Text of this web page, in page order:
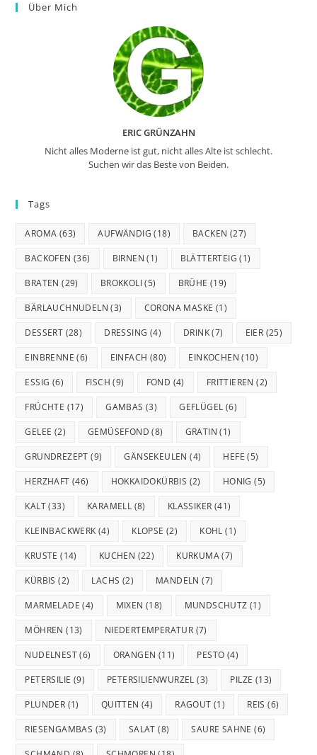
Über Mich
ERIC GRÜNZAHN
Nicht alles Moderne ist gut, nicht alles Alte ist schlecht.
Suchen wir das Beste von Beiden.
Tags
AROMA (63) AUFWÄNDIG (18) BACKEN (27)
BACKOFEN (36) BIRNEN (1) BLÄTTERTEIG (1)
BRATEN (29) BROKKOLI(5) BRÜHE (19)
BÄRLAUCHNUDELN (3) CORONA MASKE (1)
DESSERT (28) DRESSING (4) DRINK(7) EIER (25)
EINBRENNE (6) EINFACH (80) EINKOCHEN (10)
ESSIG (6) FISCH (9) FOND (4) FRITTIEREN (2)
FRÜCHTE (17) GAMBAS (3) GEFLÜGEL (6)
GELEE (2) GEMÜSEFOND (8) GRATIN (1)
GRUNDREZEPT (9) GÄNSEKEULEN (4) HEFE (5)
HERZHAFT (46) HOKKAIDOKÜRBIS (2) HONIG (5)
KALT(33) KARAMELL (8) KLASSIKER (41)
KLEINBACKWERK (4) KLOPSE (2) KOHL (1)
KRUSTE (14) KUCHEN (22) KURKUMA(7)
KÜRBIS (2) LACHS (2) MANDELN (7)
MARMELADE (4) MIXEN (18) MUNDSCHUTZ (1)
MÖHREN (13) NIEDERTEMPERATUR (7)
NUDELNEST(6) ORANGEN (11) PESTO (4)
PETERSILIE (9) PETERSILIENWURZEL (3) PILZE (13)
PLUNDER (1) QUITTEN (4) RAGOUT (1) REIS (6)
RIESENGAMBAS (3) SALAT (8) SAURE SAHNE (6)